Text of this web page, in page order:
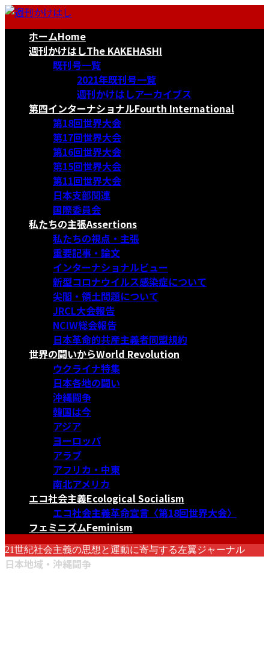
コ
ナ
ホームHome
週刊かけはしThe KAKEHASHI
既刊号一覧
2021年既刊号一覧
週刊かけはしアーカイブス
第四インターナショナルFourth International
第18回世界大会
第17回世界大会
第16回世界大会
第15回世界大会
第11回世界大会
日本支部関連
国際委員会
私たちの主張Assertions
私たちの視点・主張
重要記事・論文
インターナショナルビュー
新型コロナウイルス感染症について
尖閣・領土問題について
JRCL大会報告
NCIW総会報告
日本革命的共産主義者同盟規約
世界の闘いからWorld Revolution
ウクライナ特集
日本各地の闘い
沖縄闘争
韓国は今
アジア
ヨーロッパ
アラブ
アフリカ・中東
南北アメリカ
エコ社会主義Ecological Socialism
エコ社会主義革命宣言〈第18回世界大会〉
フェミニズムFeminism
21世紀社会主義の思想と運動に寄与する左翼ジャーナル
日本地域・沖縄闘争